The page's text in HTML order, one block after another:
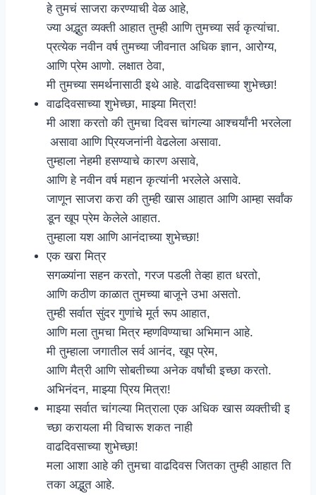
हे तुमचं साजरा करण्याची वेळ आहे,
ज्या अद्भुत व्यक्ती आहात तुम्ही आणि तुमच्या सर्व कृत्यांचा.
प्रत्येक नवीन वर्ष तुमच्या जीवनात अधिक ज्ञान, आरोग्य,
आणि प्रेम आणो. लक्षात ठेवा,
मी तुमच्या समर्थनासाठी इथे आहे. वाढदिवसाच्या शुभेच्छा!
वाढदिवसाच्या शुभेच्छा, माझ्या मित्रा!
मी आशा करतो की तुमचा दिवस चांगल्या आश्चर्यांनी भरलेला
असावा आणि प्रियजनांनी वेढलेला असावा.
तुम्हाला नेहमी हसण्याचे कारण असावे,
आणि हे नवीन वर्ष महान कृत्यांनी भरलेले असावे.
जाणून साजरा करा की तुम्ही खास आहात आणि आम्हा सर्वांक
डून खूप प्रेम केलेले आहात.
तुम्हाला यश आणि आनंदाच्या शुभेच्छा!
एक खरा मित्र
सगळ्यांना सहन करतो, गरज पडली तेव्हा हात धरतो,
आणि कठीण काळात तुमच्या बाजूने उभा असतो.
तुम्ही सर्वात सुंदर गुणांचे मूर्त रूप आहात,
आणि मला तुमचा मित्र म्हणविण्याचा अभिमान आहे.
मी तुम्हाला जगातील सर्व आनंद, खूप प्रेम,
आणि मैत्री आणि सोबतीच्या अनेक वर्षांची इच्छा करतो.
अभिनंदन, माझ्या प्रिय मित्रा!
माझ्या सर्वात चांगल्या मित्राला एक अधिक खास व्यक्तीची इ
च्छा करायला मी विचारू शकत नाही
वाढदिवसाच्या शुभेच्छा!
मला आशा आहे की तुमचा वाढदिवस जितका तुम्ही आहात ति
तका अद्भुत आहे.